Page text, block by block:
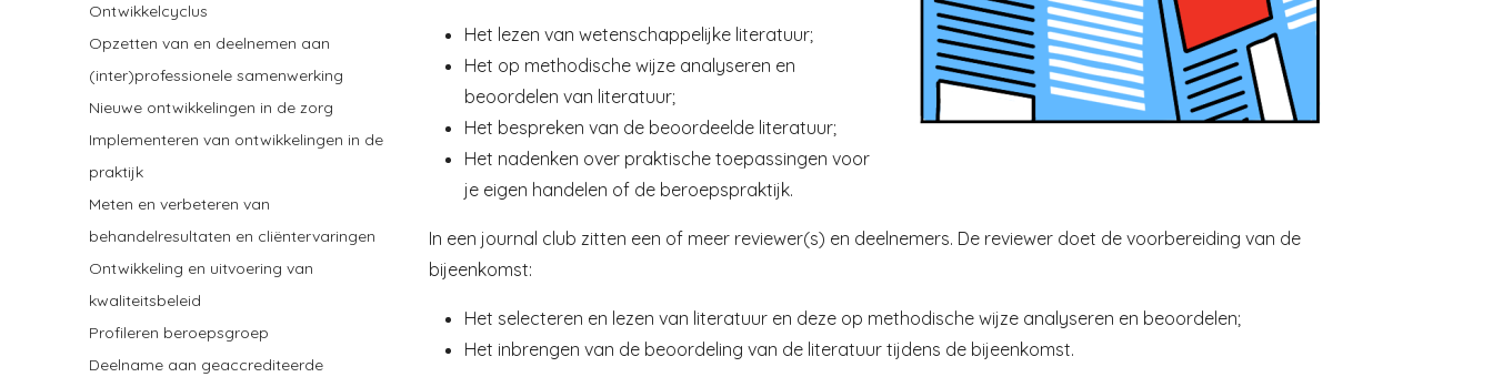
Ontwikkelcyclus
Opzetten van en deelnemen aan
(inter)professionele samenwerking
Nieuwe ontwikkelingen in de zorg
Implementeren van ontwikkelingen in de
praktijk
Meten en verbeteren van
behandelresultaten en cliëntervaringen
Ontwikkeling en uitvoering van
kwaliteitsbeleid
Profileren beroepsgroep
Deelname aan geaccrediteerde
Het lezen van wetenschappelijke literatuur;
Het op methodische wijze analyseren en
beoordelen van literatuur;
Het bespreken van de beoordeelde literatuur;
Het nadenken over praktische toepassingen voor
je eigen handelen of de beroepspraktijk.
In een journal club zitten een of meer reviewer(s) en deelnemers. De reviewer doet de voorbereiding van de
bijeenkomst:
Het selecteren en lezen van literatuur en deze op methodische wijze analyseren en beoordelen;
Het inbrengen van de beoordeling van de literatuur tijdens de bijeenkomst.